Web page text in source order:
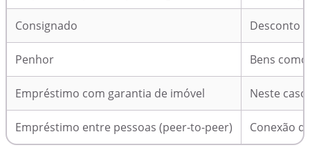
Consignado Desconto
Penhor Bens
Empréstimo com garantia de imóvel Neste
Empréstimo entre pessoas (peer-to-peer) Conexão